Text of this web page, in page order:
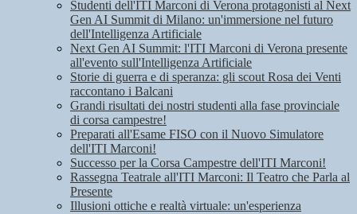
Studenti dell'ITI Marconi di Verona protagonisti al Next
Gen AI Summit di Milano: un'immersione nel futuro
dell'Intelligenza Artificiale
Next Gen AI Summit: l'ITI Marconi di Verona presente
all'evento sull'Intelligenza Artificiale
Storie di guerra e di speranza: gli scout Rosa dei Venti
raccontano i Balcani
Grandi risultati dei nostri studenti alla fase provinciale
di corsa campestre!
Preparati all'Esame FISO con il Nuovo Simulatore
dell'ITI Marconi!
Successo per la Corsa Campestre dell'ITI Marconi!
Rassegna Teatrale all'ITI Marconi: Il Teatro che Parla al
Presente
Illusioni ottiche e realtà virtuale: un'esperienza